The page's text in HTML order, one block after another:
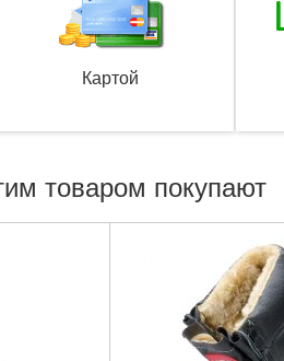
Картой
товаром покупают